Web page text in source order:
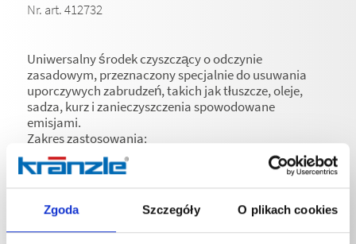
Zgoda Szczegóły O plikach cookies
Nr. art. 412732
Uniwersalny środek czyszczący o odczynie
zasadowym, przeznaczony specjalnie do usuwania
uporczywych zabrudzeń, takich jak tłuszcze, oleje,
sadza, kurz i zanieczyszczenia spowodowane
emisjami.
Zakres zastosowania:
• Do czyszczenia powierzchni, materiałów i
przedmiotów odpornych na działanie wody, takich jak
pojazdy, fasady, plandeki, meble ogrodowe i tarasowe
itp.
• Nadaje się do stosowania z myjkami
wysokociśnieniowymi.